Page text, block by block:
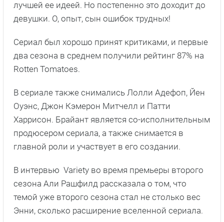
лучшей ее идеей. Но постепенно это доходит до
девушки. О, опыт, сын ошибок трудных!
Сериал был хорошо принят критиками, и первые
два сезона в среднем получили рейтинг 87% на
Rotten Tomatoes.
В сериале также снимались Лолли Адефоп, Йен
Оуэнс, Джон Кэмерон Митчелл и Патти
Харрисон. Брайант является со-исполнительным
продюсером сериала, а также снимается в
главной роли и участвует в его создании.
В интервью Variety во время премьеры второго
сезона Али Рашфилд рассказала о том, что
темой уже второго сезона стал не столько вес
Энни, сколько расширение вселенной сериала.